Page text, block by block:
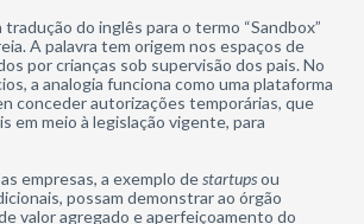
tradução do inglês para o termo “Sandbox”
A palavra tem origem nos espaços de
por crianças sob supervisão dos pais. No
a analogia funciona como uma plataforma
conceder autorizações temporárias, que
em meio à legislação vigente, para
empresas, a exemplo destartupsou
possam demonstrar ao órgão
valor agregado e aperfeiçoamento do